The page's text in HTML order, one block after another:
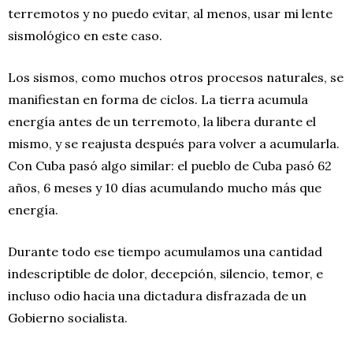
terremotos y no puedo evitar, al menos, usar mi lente
sismológico en este caso.
Los sismos, como muchos otros procesos naturales, se
manifiestan en forma de ciclos. La tierra acumula
energía antes de un terremoto, la libera durante el
mismo, y se reajusta después para volver a acumularla.
Con Cuba pasó algo similar: el pueblo de Cuba pasó 62
años, 6 meses y 10 días acumulando mucho más que
energía.
Durante todo ese tiempo acumulamos una cantidad
indescriptible de dolor, decepción, silencio, temor, e
incluso odio hacia una dictadura disfrazada de un
Gobierno socialista.